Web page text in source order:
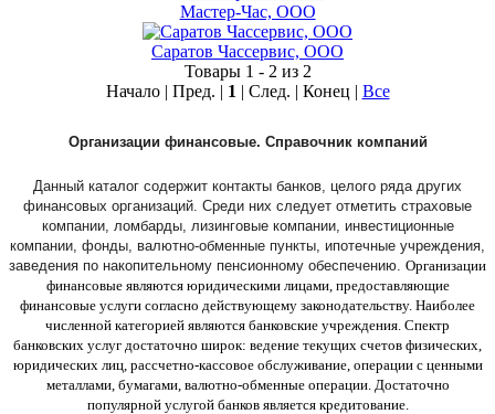
Мастер-Час, ООО
Саратов Чассервис, ООО
Товары 1 - 2 из 2
Начало | Пред. | 1 | След. | Конец | Все
Организации финансовые. Справочник компаний
Данный каталог содержит контакты банков, целого ряда других
финансовых организаций. Среди них следует отметить страховые
компании, ломбарды, лизинговые компании, инвестиционные
компании, фонды, валютно-обменные пункты, ипотечные учреждения,
заведения по накопительному пенсионному обеспечению. Организации
финансовые являются юридическими лицами, предоставляющие
финансовые услуги согласно действующему законодательству. Наиболее
численной категорией являются банковские учреждения. Спектр
банковских услуг достаточно широк: ведение текущих счетов физических,
юридических лиц, рассчетно-кассовое обслуживание, операции с ценными
металлами, бумагами, валютно-обменные операции. Достаточно
популярной услугой банков является кредитование.